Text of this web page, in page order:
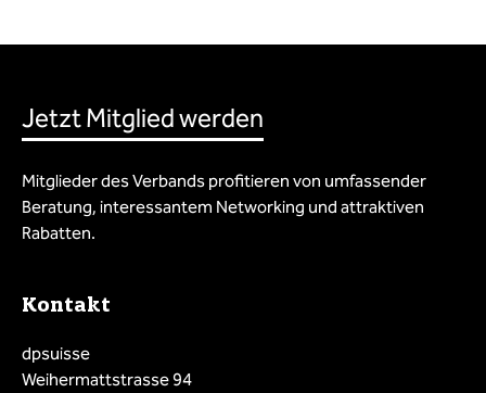
Jetzt Mitglied werden
Mitglieder des Verbands profitieren von umfassender
Beratung, interessantem Networking und attraktiven
Rabatten.
Kontakt
dpsuisse
Weihermattstrasse 94